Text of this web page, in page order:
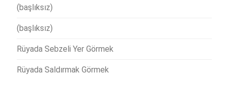
(başlıksız)
(başlıksız)
Rüyada Sebzeli Yer Görmek
Rüyada Saldırmak Görmek